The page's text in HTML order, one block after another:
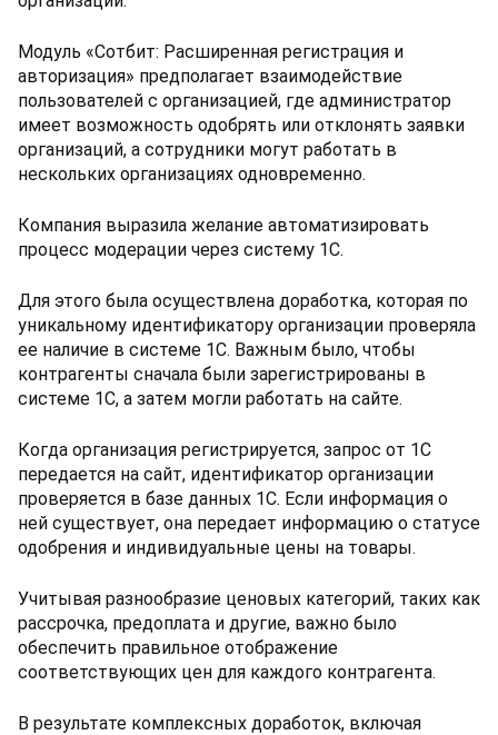
Модуль «Сотбит: Расширенная регистрация и
авторизация» предполагает взаимодействие
пользователей с организацией, где администратор
имеет возможность одобрять или отклонять заявки
организаций, а сотрудники могут работать в
нескольких организациях одновременно.
Компания выразила желание автоматизировать
процесс модерации через систему 1С.
Для этого была осуществлена доработка, которая по
уникальному идентификатору организации проверяла
ее наличие в системе 1С. Важным было, чтобы
контрагенты сначала были зарегистрированы в
системе 1С, а затем могли работать на сайте.
Когда организация регистрируется, запрос от 1С
передается на сайт, идентификатор организации
проверяется в базе данных 1С. Если информация о
ней существует, она передает информацию о статусе
одобрения и индивидуальные цены на товары.
Учитывая разнообразие ценовых категорий, таких как
рассрочка, предоплата и другие, важно было
обеспечить правильное отображение
соответствующих цен для каждого контрагента.
В результате комплексных доработок, включая